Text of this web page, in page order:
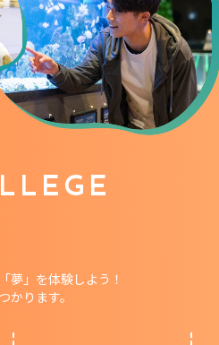
夢」を体験しよう！
かります。